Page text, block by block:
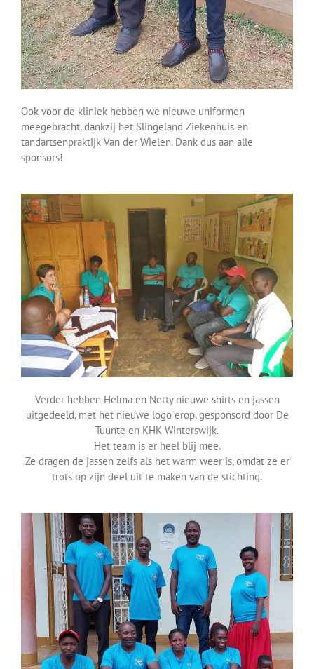
Ook voor de kliniek hebben we nieuwe uniformen
meegebracht, dankzij het Slingeland Ziekenhuis en
tandartsenpraktijk Van der Wielen. Dank dus aan alle
sponsors!
Verder hebben Helma en Netty nieuwe shirts en jassen
uitgedeeld, met het nieuwe logo erop, gesponsord door De
Tuunte en KHK Winterswijk.
Het team is er heel blij mee.
Ze dragen de jassen zelfs als het warm weer is, omdat ze er
trots op zijn deel uit te maken van de stichting.